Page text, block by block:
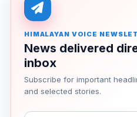
HIMALAYAN VOICE
News delivered
inbox
Subscribe for important
and selected stories.